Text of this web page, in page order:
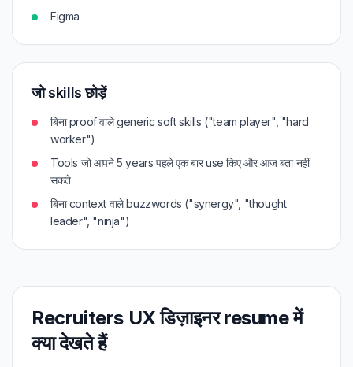
Figma
जो skills छोड़ें
बिना proof वाले generic soft skills ("team player", "hard
worker")
Tools जो आपने 5 years पहले एक बार use किए और आज बता नहीं
सकते
बिना context वाले buzzwords ("synergy", "thought
leader", "ninja")
Recruiters UX डिज़ाइनर resume में
क्या देखते हैं